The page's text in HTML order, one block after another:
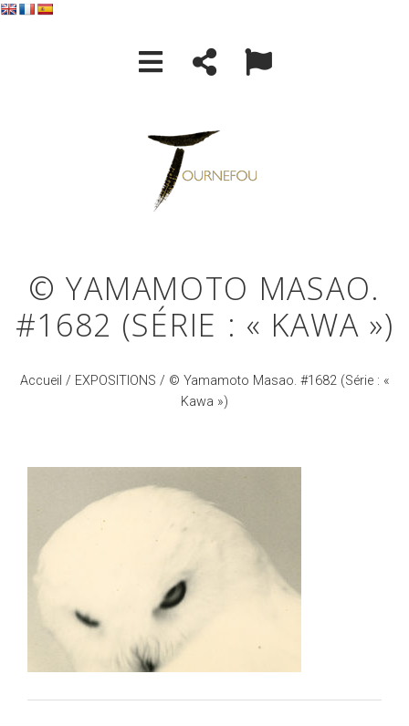
© YAMAMOTO MASAO.
#1682 (SÉRIE : « KAWA »)
Accueil / EXPOSITIONS / © Yamamoto Masao. #1682 (Série : «
Kawa »)